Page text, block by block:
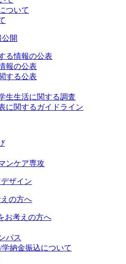
ついて
開
る情報の公表
報の公表
する公表
生生活に関する調査
に関するガイドライン
ンケア専攻
ザイン
の方へ
お考えの方へ
パス
納金振込について